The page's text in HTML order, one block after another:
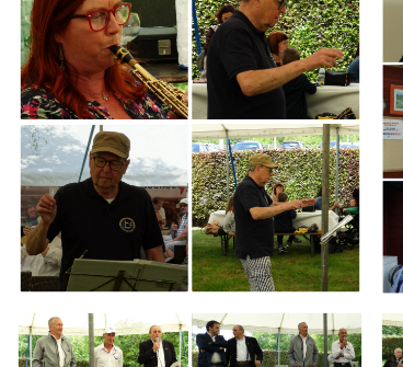
Branding
ARMCHAIR